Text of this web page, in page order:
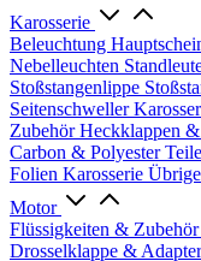
Karosserie
Beleuchtung
Nebelleuchten
Stoßstangenlippe
Seitenschweller
ZubehörHeckklappen
Carbon & Polyester Teile
Folien Karosserie Übrige
Motor
Flüssigkeiten & Zubehör
Drosselklappe &